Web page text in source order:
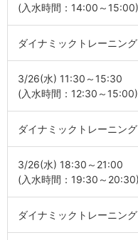
(入水時間：14:00～15:00)
ダイナミックトレーニン
3/26(水) 11:30～15:30
(入水時間：12:30～15:00)
ダイナミックトレーニン
3/26(水) 18:30～21:00
(入水時間：19:30～20:30)
ダイナミックトレーニン